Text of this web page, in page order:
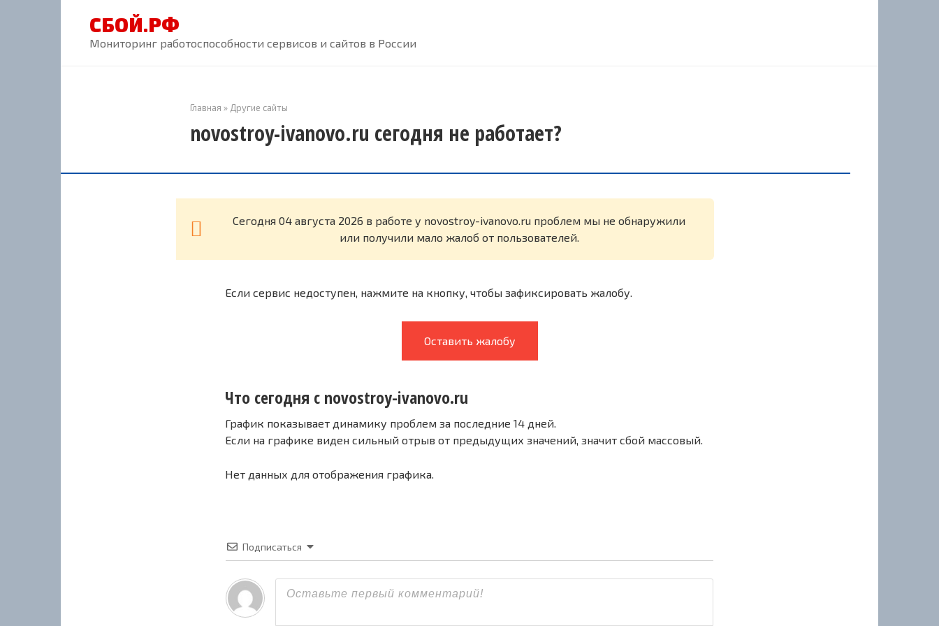
СБОЙ.РФ
Мониторинг работоспособности сервисов и сайтов в России
Главная » Другие сайты
novostroy-ivanovo.ru сегодня не работает?
Cегодня 04 августа 2026 в работе у novostroy-ivanovo.ru проблем мы не обнаружили
или получили мало жалоб от пользователей.
Если сервис недоступен, нажмите на кнопку, чтобы зафиксировать жалобу.
Оставить жалобу
Что сегодня с novostroy-ivanovo.ru
График показывает динамику проблем за последние 14 дней.
Если на графике виден сильный отрыв от предыдущих значений, значит сбой массовый.
Нет данных для отображения графика.
Подписаться